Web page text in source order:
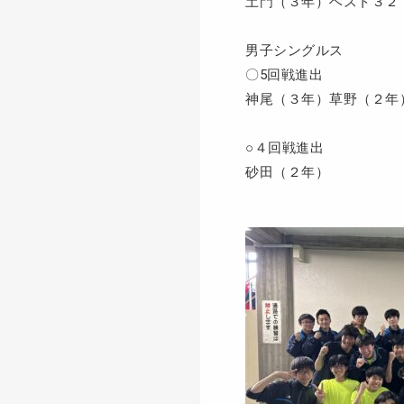
男子シングルス
〇5回戦進出
神尾（３年）草野（２年
○４回戦進出
砂田（２年）